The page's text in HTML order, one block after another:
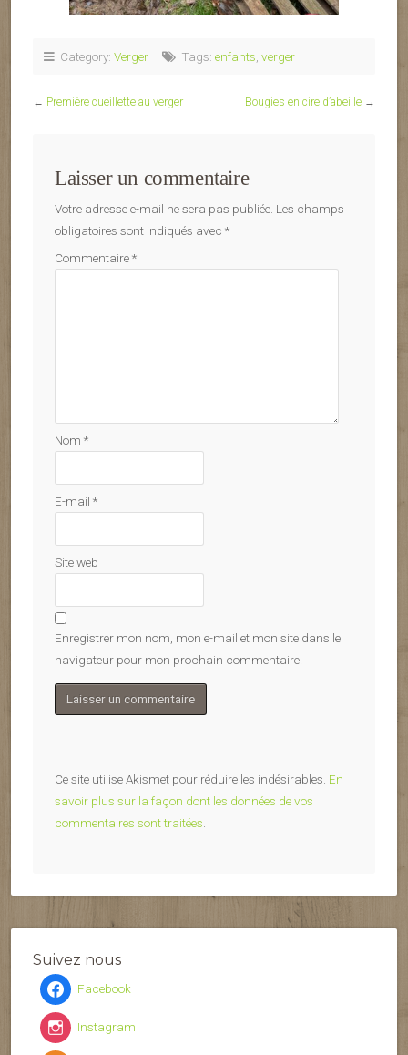
Category: Verger Tags: enfants verger
← Première cueillette au verger Bougies en cire d’abeille →
Laisser un commentaire
Votre adresse e-mail ne sera pas publiée. Les champs
obligatoires sont indiqués avec *
Commentaire*
Nom *
E-mail *
Site web
Enregistrer mon nom, mon e-mail et mon site dans le
navigateur pour mon prochain commentaire.
Ce site utilise Akismet pour réduire les indésirables. En
savoir plus sur la façon dont les données de vos
commentaires sont traitées
Suivez nous
Facebook
Instagram